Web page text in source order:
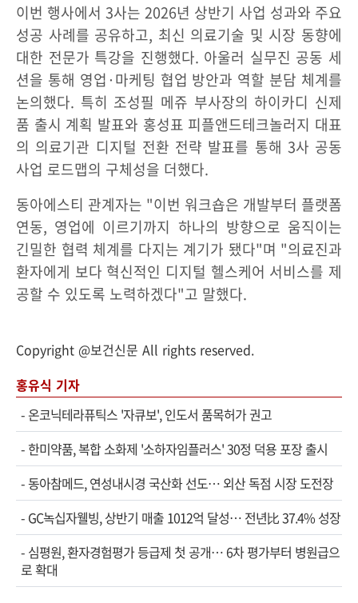
이번 행사에서 3사는 2026년 상반기 사업 성과와 주요
성공 사례를 공유하고, 최신 의료기술 및 시장 동향에
대한 전문가 특강을 진행했다. 아울러 실무진 공동 세
션을 통해 영업·마케팅 협업 방안과 역할 분담 체계를
논의했다. 특히 조성필 메쥬 부사장의 하이카디 신제
품 출시 계획 발표와 홍성표 피플앤드테크놀러지 대표
의 의료기관 디지털 전환 전략 발표를 통해 3사 공동
사업 로드맵의 구체성을 더했다.
동아에스티 관계자는 "이번 워크숍은 개발부터 플랫폼
연동, 영업에 이르기까지 하나의 방향으로 움직이는
긴밀한 협력 체계를 다지는 계기가 됐다"며 "의료진과
환자에게 보다 혁신적인 디지털 헬스케어 서비스를 제
공할 수 있도록 노력하겠다"고 말했다.
Copyright @보건신문 All rights reserved.
홍유식 기자
- 온코닉테라퓨틱스 '자큐보', 인도서 품목허가 권고
- 한미약품, 복합 소화제 '소하자임플러스' 30정 덕용 포장 출시
-동아참메드, 연성내시경 국산화 선도… 외산 독점 시장 도전장
- GC녹십자웰빙, 상반기 매출 1012억 달성… 전년比 37.4% 성장
- 심평원, 환자경험평가 등급제 첫 공개… 6차 평가부터 병원급으
로 확대